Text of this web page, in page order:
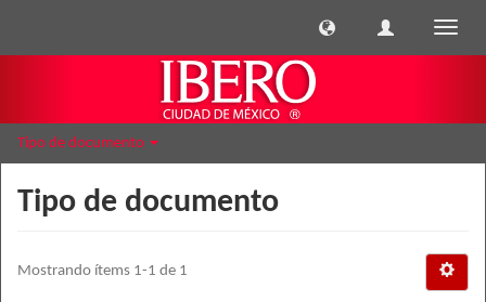
Tipo de documento
Tipo de documento
Mostrando ítems 1-1 de 1